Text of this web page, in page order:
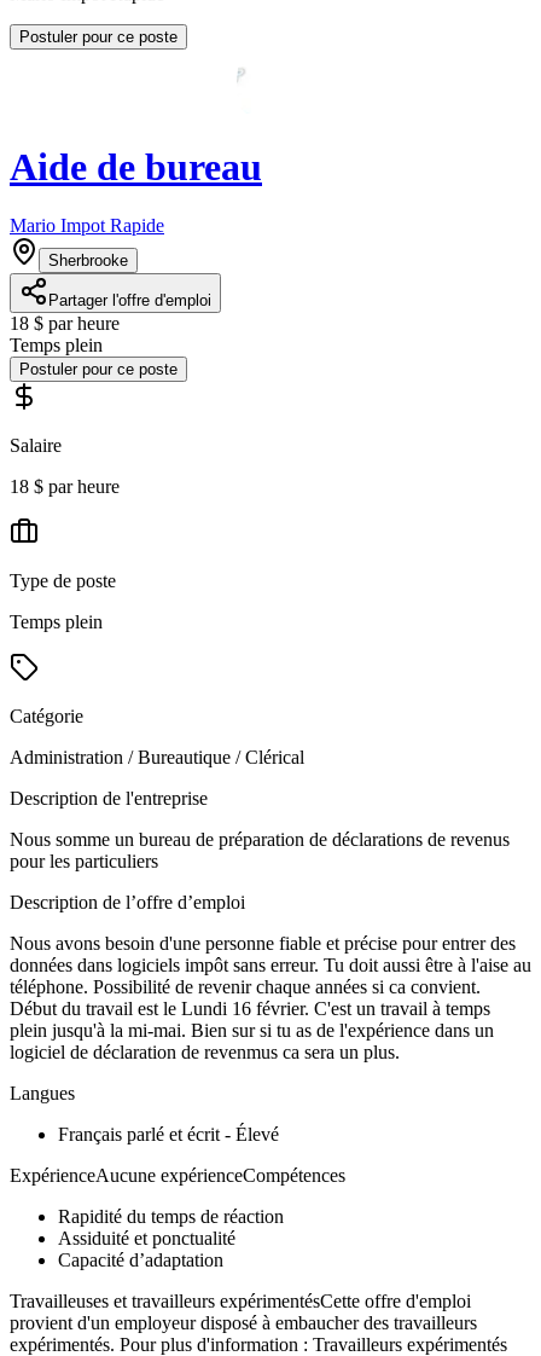
Postuler pour ce poste
Aide de bureau
Mario Impot Rapide
Sherbrooke
Partager l'offre d'emploi
18 $ par heure
Temps plein
Postuler pour ce poste
Salaire
18 $ par heure
Type de poste
Temps plein
Catégorie
Administration / Bureautique / Clérical
Description de l'entreprise
Nous somme un bureau de préparation de déclarations de revenus
pour les particuliers
Description de l’offre d’emploi
Nous avons besoin d'une personne fiable et précise pour entrer des
données dans logiciels impôt sans erreur. Tu doit aussi être à l'aise au
téléphone. Possibilité de revenir chaque années si ca convient.
Début du travail est le Lundi 16 février. C'est un travail à temps
plein jusqu'à la mi-mai. Bien sur si tu as de l'expérience dans un
logiciel de déclaration de revenmus ca sera un plus.
Langues
Français parlé et écrit - Élevé
ExpérienceAucune expérienceCompétences
Rapidité du temps de réaction
Assiduité et ponctualité
Capacité d’adaptation
Travailleuses et travailleurs expérimentésCette offre d'emploi
provient d'un employeur disposé à embaucher des travailleurs
expérimentés. Pour plus d'information : Travailleurs expérimentés